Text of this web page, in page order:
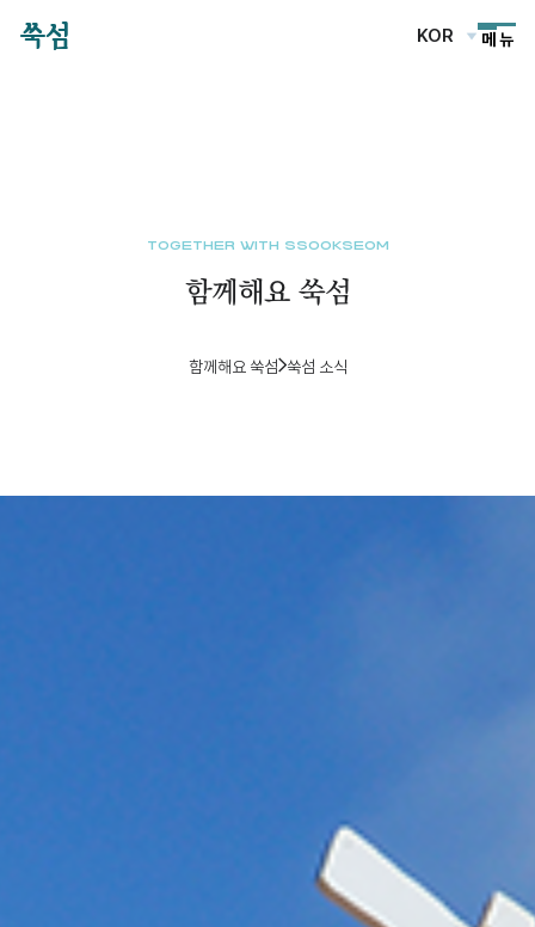
쑥섬 KOR 메 뉴
TOGETHER WITH SSOOKSEOM
함께해요 쑥섬
함께해요 쑥섬 쑥섬 소식